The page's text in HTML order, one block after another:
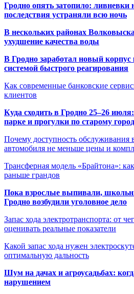
Гродно опять затопило: ливневки
последствия устраняли всю ночь
В нескольких районах
ухудшение качества воды
В Гродно заработал новый корпус
системой быстрого реагирования
Как современные банковские
клиентов
Куда сходить в Гродно 25–26
парке и прогулки по старому
Почему доступность обслуживания
автомобиля не меньше цены и
Трансферная модель «Брайтона»:
раньше грандов
Пока взрослые выпивали,
Гродно возбудили уголовное дело
Запас хода электротранспорта: от
оценивать реальные показатели
Какой запас хода нужен
оптимальную дальность
Шум на дачах и агроусадьбах:
нарушением